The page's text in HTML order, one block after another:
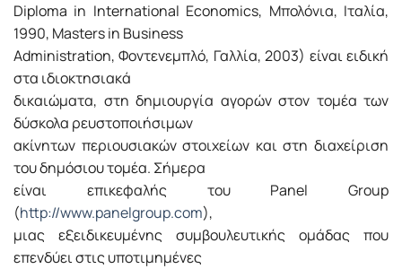
Diploma in International Economics, Μπολόνια, Ιταλία,
1990, Masters in Business
Administration, Φοντενεμπλό, Γαλλία, 2003) είναι ειδική
στα ιδιοκτησιακά
δικαιώματα, στη δημιουργία αγορών στον τομέα των
δύσκολα ρευστοποιήσιμων
ακίνητων περιουσιακών στοιχείων και στη διαχείριση
του δημόσιου τομέα. Σήμερα
είναι επικεφαλής του Panel Group
(http://www.panelgroup.com),
μιας εξειδικευμένης συμβουλευτικής ομάδας που
επενδύει στις υποτιμημένες